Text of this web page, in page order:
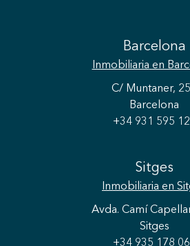
Barcelona
Inmobiliaria en
C/ Muntaner,
Barcelona
+34 931 595
Sitges
Inmobiliaria en
Avda. Camí
Sitges
+34 935 178